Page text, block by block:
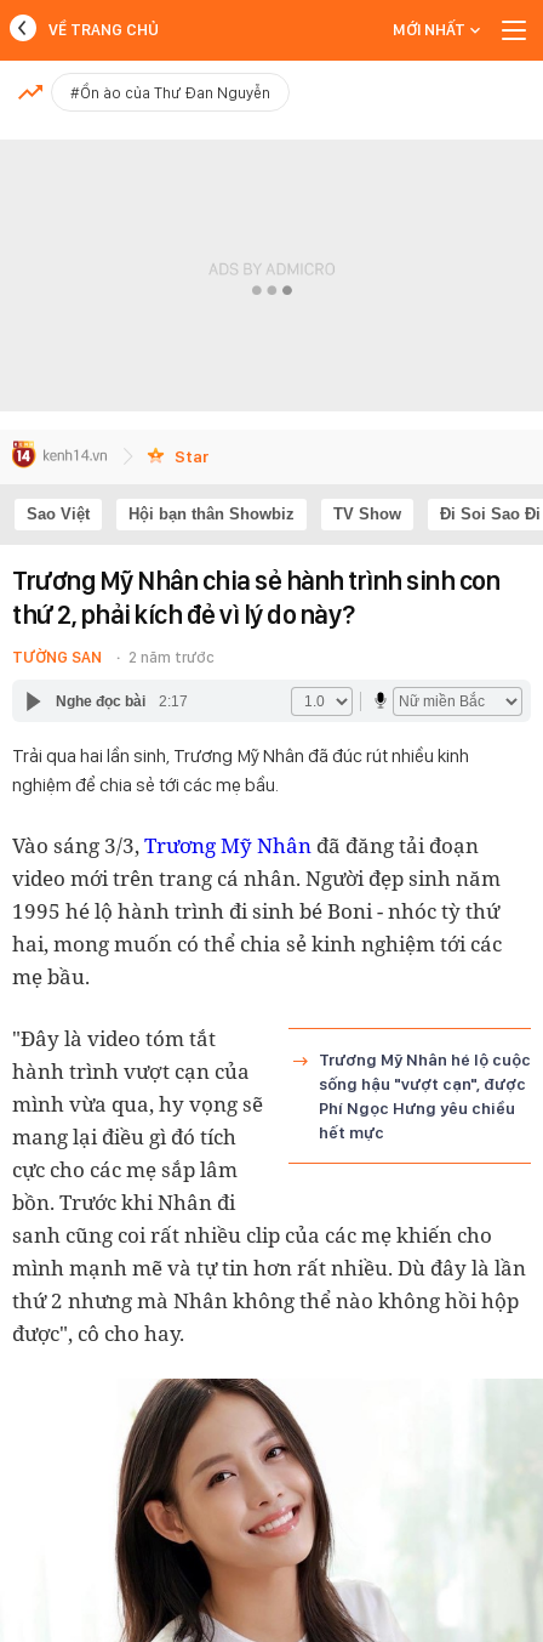
MỚI NHẤT
VỀ TRANG CHỦ MỚI NHẤT
#Ồn ào của Thư Đan Nguyễn
Star
Sao Việt Hội bạn thân Showbiz TV Show Đi Soi Sao Đi
Trương Mỹ Nhân chia sẻ hành trình sinh con
thứ 2, phải kích đẻ vì lý do này?
TƯỜNG SAN 2 năm trước
Nghe đọc bài 2:17
Trải qua hai lần sinh, Trương Mỹ Nhân đã đúc rút nhiều kinh
nghiệm để chia sẻ tới các mẹ bầu.
Vào sáng 3/3,Trương Mỹ Nhân đã đăng tải đoạn
video mới trên trang cá nhân. Người đẹp sinh năm
1995 hé lộ hành trình đi sinh bé Boni - nhóc tỳ thứ
hai, mong muốn có thể chia sẻ kinh nghiệm tới các
mẹ bầu.
Trương Mỹ Nhân hé lộ cuộc
sống hậu "vượt cạn", được
Phí Ngọc Hưng yêu chiều
hết mực
"Đây là video tóm tắt
hành trình vượt cạn của
mình vừa qua, hy vọng sẽ
mang lại điều gì đó tích
cực cho các mẹ sắp lâm
bồn. Trước khi Nhân đi
sanh cũng coi rất nhiều clip của các mẹ khiến cho
mình mạnh mẽ và tự tin hơn rất nhiều. Dù đây là lần
thứ 2 nhưng mà Nhân không thể nào không hồi hộp
được", cô cho hay.